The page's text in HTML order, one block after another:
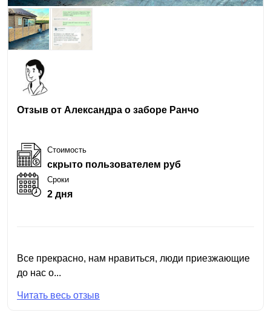
Отзыв от Александра о заборе Ранчо
Стоимость
скрыто пользователем руб
Сроки
2 дня
Все прекрасно, нам нравиться, люди приезжающие
до нас о...
Читать весь отзыв